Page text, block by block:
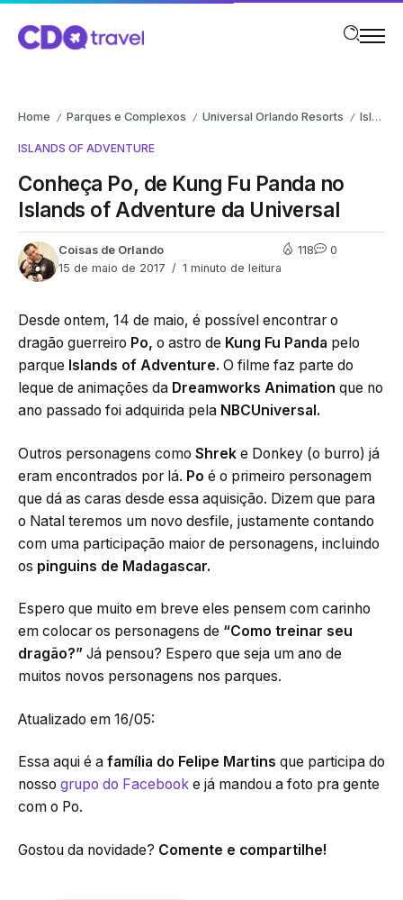
Home / Parques e Complexos / Universal Orlando Resorts / Islands of Adventure
ISLANDS OF ADVENTURE
Conheça Po, de Kung Fu Panda no
Islands of Adventure da Universal
Coisas de Orlando
15 de maio de 2017
1 minuto de leitura
118 0
Desde ontem, 14 de maio, é possível encontrar o
dragão guerreiro Po, o astro de Kung Fu Panda pelo
parque Islands of Adventure. O filme faz parte do
leque de animações da Dreamworks Animation que no
ano passado foi adquirida pela NBCUniversal.
Outros personagens como Shrek e Donkey (o burro) já
eram encontrados por lá. Po é o primeiro personagem
que dá as caras desde essa aquisição. Dizem que para
o Natal teremos um novo desfile, justamente contando
com uma participação maior de personagens, incluindo
os pinguins de Madagascar.
Espero que muito em breve eles pensem com carinho
em colocar os personagens de “Como treinar seu
dragão?” Já pensou? Espero que seja um ano de
muitos novos personagens nos parques.
Atualizado em 16/05:
Essa aqui é a família do Felipe Martins que participa do
nosso grupo do Facebook e já mandou a foto pra gente
com o Po.
Gostou da novidade? Comente e compartilhe!